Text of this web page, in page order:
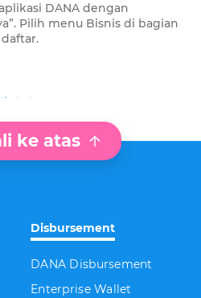
DANA dengan
Pilih menu Bisnis di bagian
ke atas
Disbursement
DANA Disbursement
Enterprise Wallet